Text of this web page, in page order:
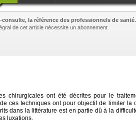
consulte, la référence des professionnels de santé.
de cet article nécessite un abonnement.
chirurgicales ont été décrites pour le
ces techniques ont pour objectif de limiter la
dans la littérature est en partie dû à la
luxations.